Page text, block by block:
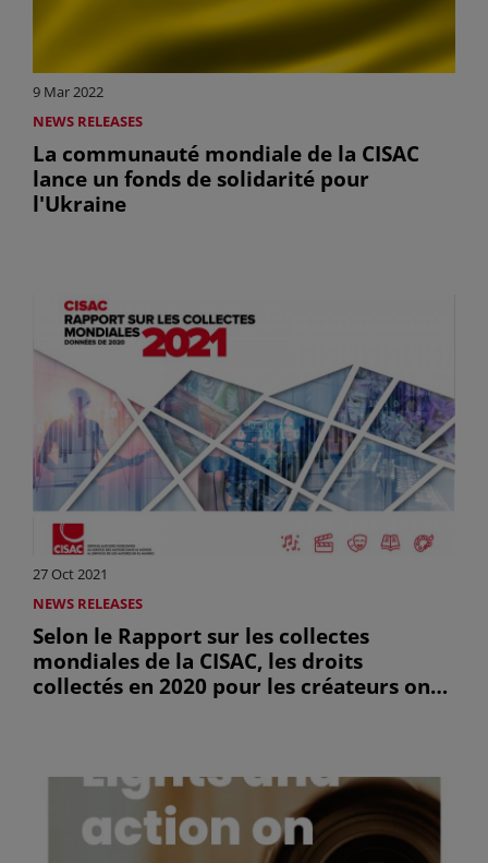
9 Mar 2022
NEWS RELEASES
La communauté mondiale de la CISAC
lance un fonds de solidarité pour
l'Ukraine
27 Oct 2021
NEWS RELEASES
Selon le Rapport sur les collectes
mondiales de la CISAC, les droits
collectés en 2020 pour les créateurs ont